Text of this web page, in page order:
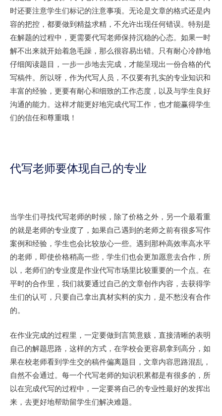
时还要注意学生们标记的注意事项。无论是文章的格式还是内
容的把控，都要做到精益求精，不允许出现任何错误。特别是
在解题的过程中，更需要代写老师保持沉稳的心态。如果一时
解不出来就开始着急毛躁，那么很容易出错。只有耐心冷静地
仔细阅读题目，一步一步地去完成，才能呈现出一份合格的代
写稿件。所以呀，作为代写人员，不仅要有扎实的专业知识和
丰富的经验，更要有耐心和细致的工作态度，以及与学生良好
沟通的能力。这样才能更好地完成代写工作，也才能赢得学生
们的信任和尊重哦！
代写老师要体现自己的专业
当学生们寻找代写老师的时候，除了价格之外，另一个最看重
的就是老师的专业度了，如果自己遇到的老师之前有很多写作
案例和经验，学生也会比较放心一些。遇到那种高效率高水平
的老师，即使价格稍高一些，学生们也会更加愿意去合作，所
以，老师们的专业度是作业代写市场里比较重要的一个点。在
平时的合作里，我们就要通过自己的文章创作内容，去获得学
生们的认可，只要自己拿出真材实料的实力，是不愁没有合作
的。
在作业完成的过程里，一定要做到言简意赅，直接清晰的表明
自己的解题思路，这样的方式，在学校会更容易拿到高分，如
果在校老师看到学生交的稿件偏离题目，文章内容思路混乱，
自然不会通过。每一个代写老师的知识积累都是有很多的，所
以在完成代写的过程中，一定要将自己的专业性最好的发挥出
来，去更好地帮助留学生们解决难题。